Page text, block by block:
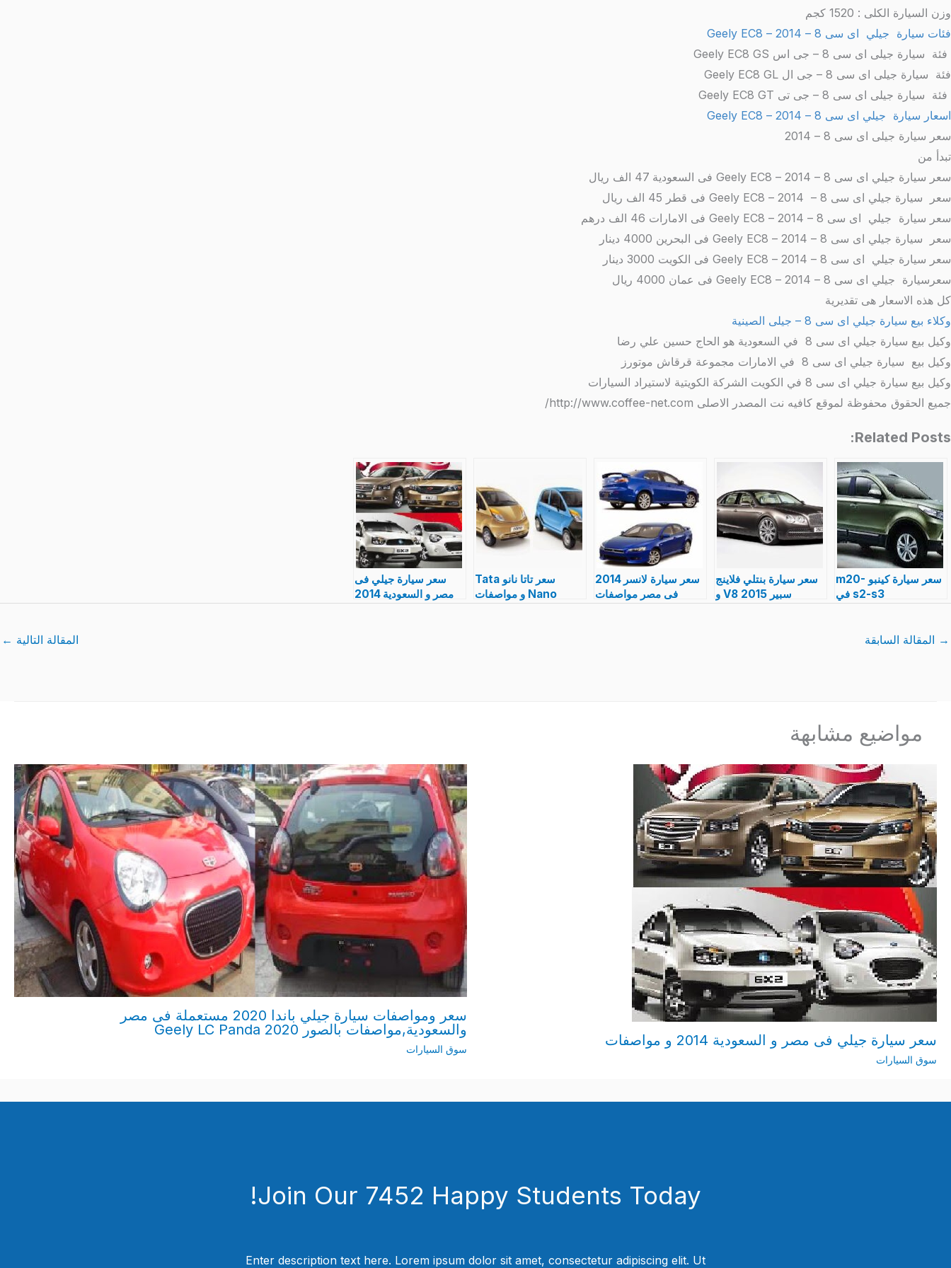
وزن السيارة الكلى : 1520 كجم
فئات سيارة جيلي اى سى 8 – 2014 – Geely EC8
فئة سيارة جيلى اى سى 8 – جى اس Geely EC8 GS
فئة سيارة جيلى اى سى 8 – جى ال Geely EC8 GL
فئة سيارة جيلى اى سى 8 – جى تى Geely EC8 GT
اسعار سيارة جيلي اى سى 8 – 2014 – Geely EC8
سعر سيارة جيلى اى سى 8 – 2014
تبدأ من
سعر سيارة جيلي اى سى 8 – 2014 – Geely EC8 فى السعودية 47 الف ريال
سعر سيارة جيلي اى سى 8 – 2014 – Geely EC8 فى قطر 45 الف ريال
سعر سيارة جيلي اى سى 8 – 2014 – Geely EC8 فى الامارات 46 الف درهم
سعر سيارة جيلي اى سى 8 – 2014 – Geely EC8 فى البحرين 4000 دينار
سعر سيارة جيلي اى سى 8 – 2014 – Geely EC8 فى الكويت 3000 دينار
سعرسيارة جيلي اى سى 8 – 2014 – Geely EC8 فى عمان 4000 ريال
كل هذه الاسعار هى تقديرية
وكلاء بيع سيارة جيلي اى سى 8 – جيلى الصينية
وكيل بيع سيارة جيلي اى سى 8 في السعودية هو الحاج حسين علي رضا
وكيل بيع سيارة جيلي اى سى 8 في الامارات مجموعة قرقاش موتورز
وكيل بيع سيارة جيلي اى سى 8 في الكويت الشركة الكويتية لاستيراد السيارات
جميع الحقوق محفوظة لموقع كافيه نت المصدر الاصلى http://www.coffee-net.com/
Related Posts:
سعر سيارة كينبو m20-
s2-s3 في
سعر سيارة بنتلي فلاينج
سبير V8 2015 و
سعر سيارة لانسر 2014
فى مصر مواصفات
سعر تاتا نانو Tata
Nano و مواصفات
سعر سيارة جيلي فى
مصر و السعودية 2014
→ المقالة السابقة المقالة التالية ←
مواضيع مشابهة
سعر سيارة جيلي فى مصر و السعودية 2014 و مواصفات
سوق السيارات
سعر ومواصفات سيارة جيلي باندا 2020 مستعملة فى مصر
والسعودية,مواصفات بالصور 2020 Geely LC Panda
سوق السيارات
Join Our 7452 Happy Students​ Today!
Enter description text here. Lorem ipsum dolor sit amet, consectetur adipiscing elit. Ut